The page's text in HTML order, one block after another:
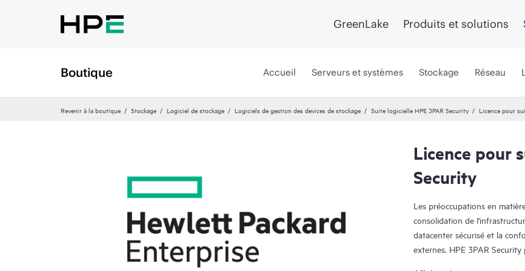
GreenLake Produits et solutions
Boutique Accueil Serveurs et systèmes Stockage Réseau
Revenir à la boutique Stockage Logiciel de stockage Logiciels de gestion des devices de stockage Suite logicielle HPE 3PAR Security Licence pour
Licence pour
Security
Les préoccupations en
consolidation de
datacenter sécurisé et la
externes. HPE 3PAR